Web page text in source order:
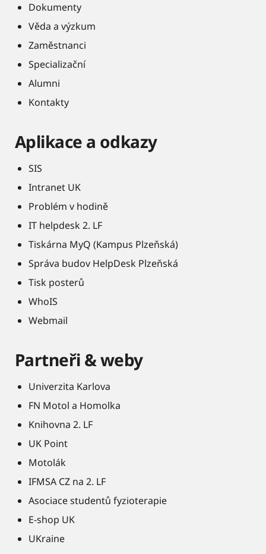
Dokumenty
Věda a výzkum
Zaměstnanci
Specializační
Alumni
Kontakty
Aplikace a odkazy
SIS
Intranet UK
Problém v hodině
IT helpdesk 2. LF
Tiskárna MyQ (Kampus Plzeňská)
Správa budov HelpDesk Plzeňská
Tisk posterů
WhoIS
Webmail
Partneři & weby
Univerzita Karlova
FN Motol a Homolka
Knihovna 2. LF
UK Point
Motolák
IFMSA CZ na 2. LF
Asociace studentů fyzioterapie
E-shop UK
UKraine